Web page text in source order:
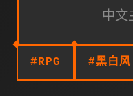
中文
#RPG #黑白风